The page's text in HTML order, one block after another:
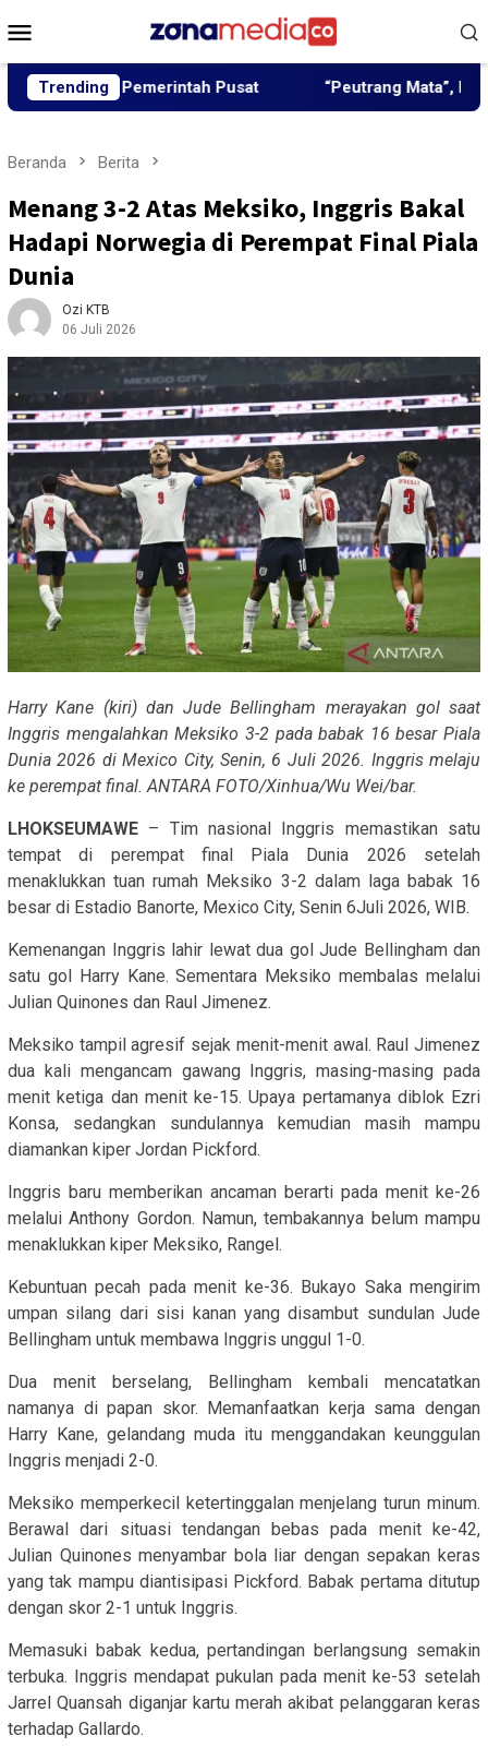
ke
Mobile
Trending
Pemerintah Pusat “Peutrang Mata”, BRA Aceh
Beranda Berita
Menang 3-2 Atas Meksiko, Inggris Bakal
Hadapi Norwegia di Perempat Final Piala
Dunia
Ozi KTB
06 Juli 2026
Harry Kane (kiri) dan Jude Bellingham merayakan gol saat
Inggris mengalahkan Meksiko 3-2 pada babak 16 besar Piala
Dunia 2026 di Mexico City, Senin, 6 Juli 2026. Inggris melaju
ke perempat final. ANTARA FOTO/Xinhua/Wu Wei/bar.
LHOKSEUMAWE – Tim nasional Inggris memastikan satu
tempat di perempat final Piala Dunia 2026 setelah
menaklukkan tuan rumah Meksiko 3-2 dalam laga babak 16
besar di Estadio Banorte, Mexico City, Senin 6Juli 2026, WIB.
Kemenangan Inggris lahir lewat dua gol Jude Bellingham dan
satu gol Harry Kane. Sementara Meksiko membalas melalui
Julian Quinones dan Raul Jimenez.
Meksiko tampil agresif sejak menit-menit awal. Raul Jimenez
dua kali mengancam gawang Inggris, masing-masing pada
menit ketiga dan menit ke-15. Upaya pertamanya diblok Ezri
Konsa, sedangkan sundulannya kemudian masih mampu
diamankan kiper Jordan Pickford.
Inggris baru memberikan ancaman berarti pada menit ke-26
melalui Anthony Gordon. Namun, tembakannya belum mampu
menaklukkan kiper Meksiko, Rangel.
Kebuntuan pecah pada menit ke-36. Bukayo Saka mengirim
umpan silang dari sisi kanan yang disambut sundulan Jude
Bellingham untuk membawa Inggris unggul 1-0.
Dua menit berselang, Bellingham kembali mencatatkan
namanya di papan skor. Memanfaatkan kerja sama dengan
Harry Kane, gelandang muda itu menggandakan keunggulan
Inggris menjadi 2-0.
Meksiko memperkecil ketertinggalan menjelang turun minum.
Berawal dari situasi tendangan bebas pada menit ke-42,
Julian Quinones menyambar bola liar dengan sepakan keras
yang tak mampu diantisipasi Pickford. Babak pertama ditutup
dengan skor 2-1 untuk Inggris.
Memasuki babak kedua, pertandingan berlangsung semakin
terbuka. Inggris mendapat pukulan pada menit ke-53 setelah
Jarrel Quansah diganjar kartu merah akibat pelanggaran keras
terhadap Gallardo.